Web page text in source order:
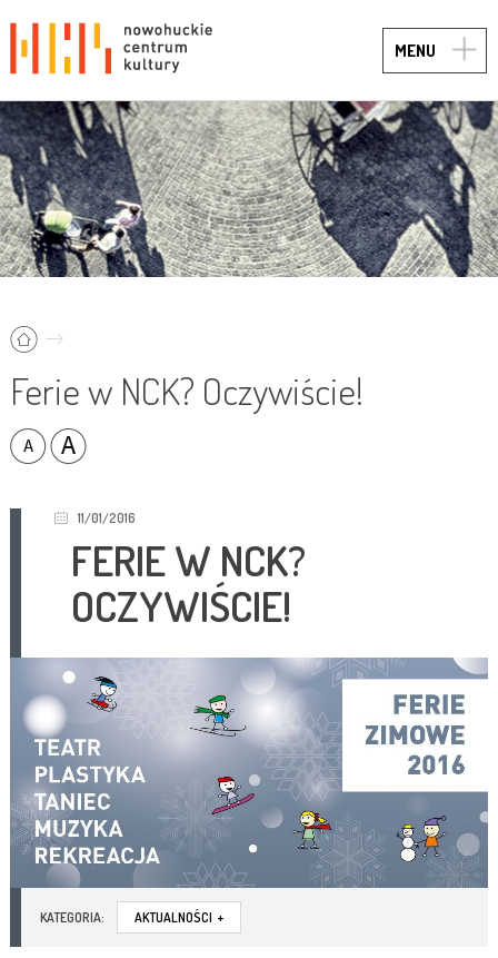
MENU
Ferie w NCK? Oczywiście!
11/01/2016
FERIE W NCK?
OCZYWIŚCIE!
KATEGORIA: AKTUALNOŚCI +